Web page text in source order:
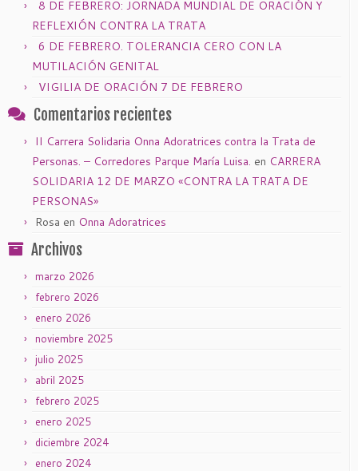
8 DE FEBRERO: JORNADA MUNDIAL DE ORACIÓN Y
REFLEXIÓN CONTRA LA TRATA
6 DE FEBRERO. TOLERANCIA CERO CON LA
MUTILACIÓN GENITAL
VIGILIA DE ORACIÓN 7 DE FEBRERO
Comentarios recientes
II Carrera Solidaria Onna Adoratrices contra la Trata de
Personas. – Corredores Parque María Luisa. en CARRERA
SOLIDARIA 12 DE MARZO «CONTRA LA TRATA DE
PERSONAS»
Rosa en Onna Adoratrices
Archivos
marzo 2026
febrero 2026
enero 2026
noviembre 2025
julio 2025
abril 2025
febrero 2025
enero 2025
diciembre 2024
enero 2024